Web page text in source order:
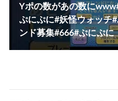
Yポの数があの数に
ぷにぷに#妖怪ウォッチ
ンド募集#666#ぷにぷに